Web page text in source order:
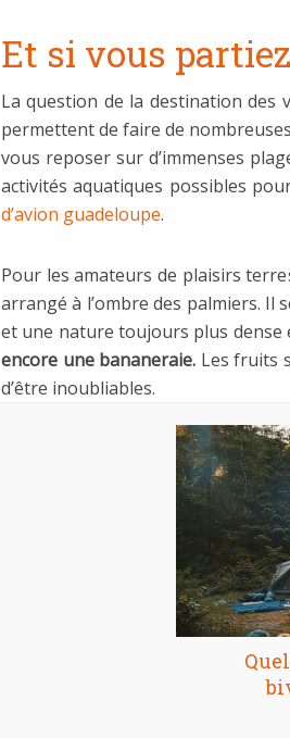
Et si vous
La question de la destination des
permettent de faire de
vous reposer sur d’immenses
activités aquatiques possibles
d’avion guadeloupe.
Pour les amateurs de plaisirs
arrangé à l’ombre des palmiers. Il
et une nature toujours plus dense
encore une bananeraie. Les fruits
d’être inoubliables.